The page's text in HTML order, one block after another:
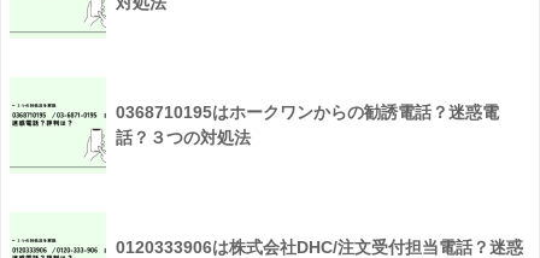
0368710195はホークワンからの勧誘電話？迷惑電
話？３つの対処法
0120333906は株式会社DHC/注文受付担当電話？迷惑